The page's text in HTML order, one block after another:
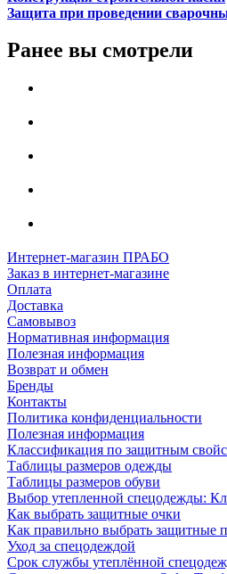
Защита при проведении
Ранее вы смотрели
Интернет-магазин ПРАБО
Заказ в интернет-магазине
Оплата
Доставка
Самовывоз
Нормативная информация
Полезная информация
Возврат и обмен
Бренды
Контакты
Политика конфиденциальности
Полезная информация
Классификация по защитным
Таблицы размеров одежды
Таблицы размеров обуви
Выбор утепленной спецодежды:
Как выбрать защитные очки
Как правильно выбрать защитные
Уход за спецодеждой
Срок службы утеплённой